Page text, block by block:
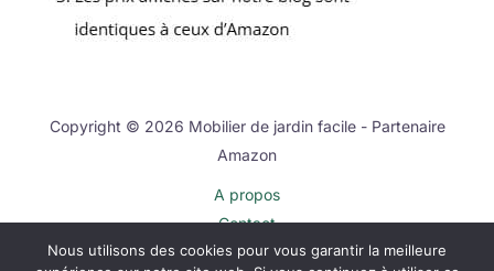
Copyright © 2026 Mobilier de jardin facile - Partenaire
Amazon
A propos
Contact
Plan du site
Nous utilisons des cookies pour vous garantir la meilleure